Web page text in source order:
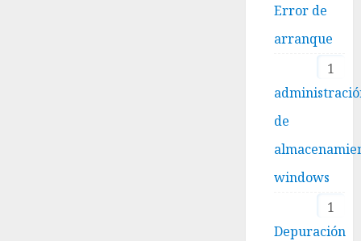
Error de
arranque
1
de
windows
1
Depuración